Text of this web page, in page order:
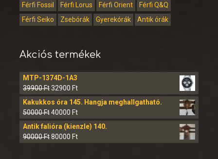
Férfi Fossil
Férfi Lorus Férfi Orient
Férfi Q&Q
Férfi Seiko
Zsebórák Gyerekórák Antik órák
Akciós termékek
MTP-1374D-1A3
39900Ft32900 Ft
Kakukkos óra 145. Hangja meghallgatható.
50000Ft40000 Ft
Antik falióra (kienzle) 140.
90000Ft80000 Ft